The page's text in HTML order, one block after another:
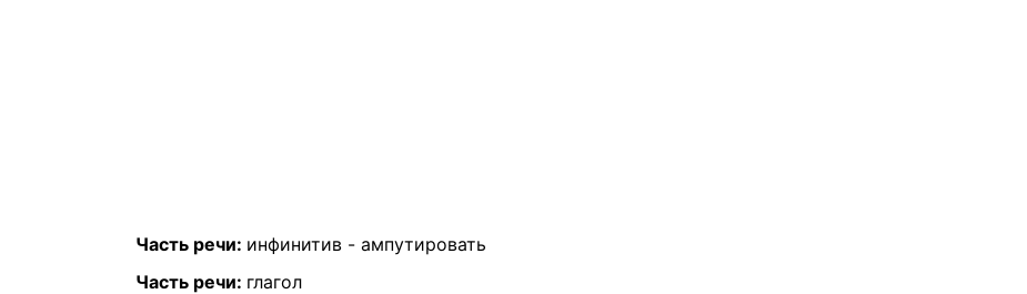
Часть речи: инфинитив - ампутировать
Часть речи: глагол